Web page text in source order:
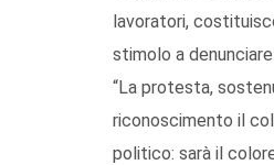
lavoratori,
stimolo a
“La protesta,
riconoscimento il
politico: sarà il